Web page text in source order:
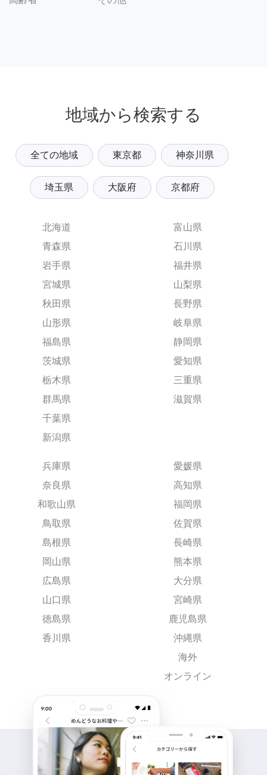
地域から検索する
全ての地域 東京都 神奈川県
埼玉県 大阪府 京都府
北海道
青森県
岩手県
宮城県
秋田県
山形県
福島県
茨城県
栃木県
群馬県
千葉県
新潟県
富山県
石川県
福井県
山梨県
長野県
岐阜県
静岡県
愛知県
三重県
滋賀県
兵庫県
奈良県
和歌山県
鳥取県
島根県
岡山県
広島県
山口県
徳島県
香川県
愛媛県
高知県
福岡県
佐賀県
長崎県
熊本県
大分県
宮崎県
鹿児島県
沖縄県
海外
オンライン